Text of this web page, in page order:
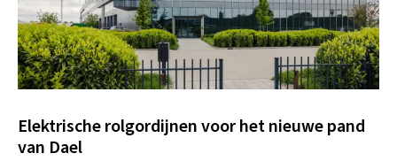
Elektrische rolgordijnen voor het nieuwe pand
van Dael